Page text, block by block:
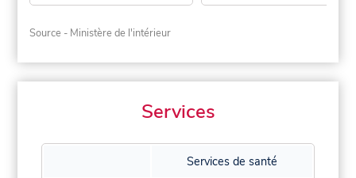
Source - Ministère de l'intérieur
Services
Services de santé